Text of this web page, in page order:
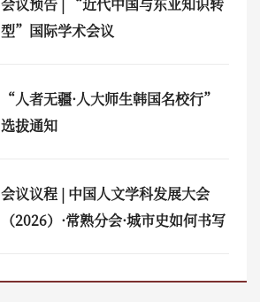
型”国际学术会议
“人者无疆·人大师生韩国名校行”
选拔通知
会议议程 | 中国人文学科发展大会
（2026）·常熟分会·城市史如何书写